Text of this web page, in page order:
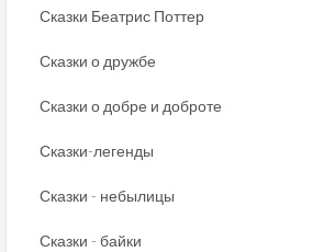
Сказки Беатрис Поттер
Сказки о дружбе
Сказки о добре и доброте
Сказки-легенды
Сказки - небылицы
Сказки - байки